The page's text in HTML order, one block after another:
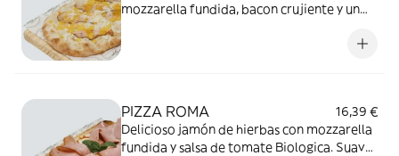
mozzarella fundida, bacon crujiente y un
PIZZA ROMA
16,39 €
Delicioso jamón de hierbas con mozzarella
fundida y salsa de tomate Biologica. Suave,